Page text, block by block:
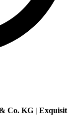
Co. KG | Exquisit